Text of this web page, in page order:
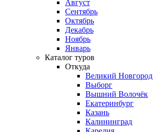
Август
Сентябрь
Октябрь
Декабрь
Ноябрь
Январь
Каталог туров
Откуда
Великий Новгород
Выборг
Вышний Волочёк
Екатеринбург
Казань
Калининград